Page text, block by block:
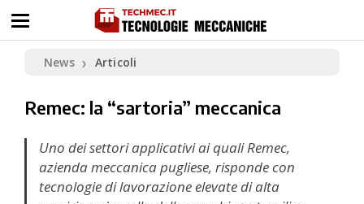
News ❯ Articoli
Remec: la “sartoria” meccanica
Uno dei settori applicativi ai quali Remec,
azienda meccanica pugliese, risponde con
tecnologie di lavorazione elevate di alta